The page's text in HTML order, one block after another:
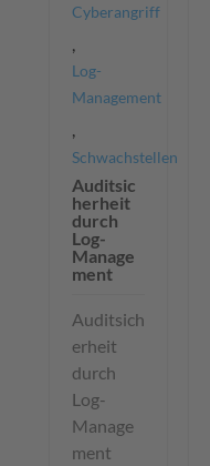
Cyberangriff
Log-
Management
Schwachstellen
Auditsic
herheit
durch
Log-
Manage
ment
Auditsich
erheit
durch
Log-
Manage
ment